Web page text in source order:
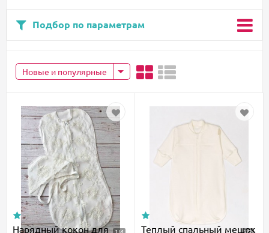
Подбор по параметрам
Новые и популярные
Нарядный кокон для
Теплый спальный мешок